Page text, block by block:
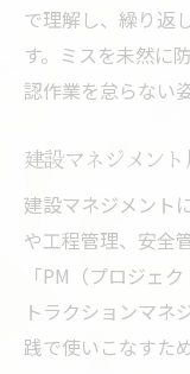
で理解し、繰り返
す。ミスを未然に
認作業を怠らない
建設マネジメン
建設マネジメント
や工程管理、安全
「PM（プロジェ
トラクションマネ
践で使いこなすた